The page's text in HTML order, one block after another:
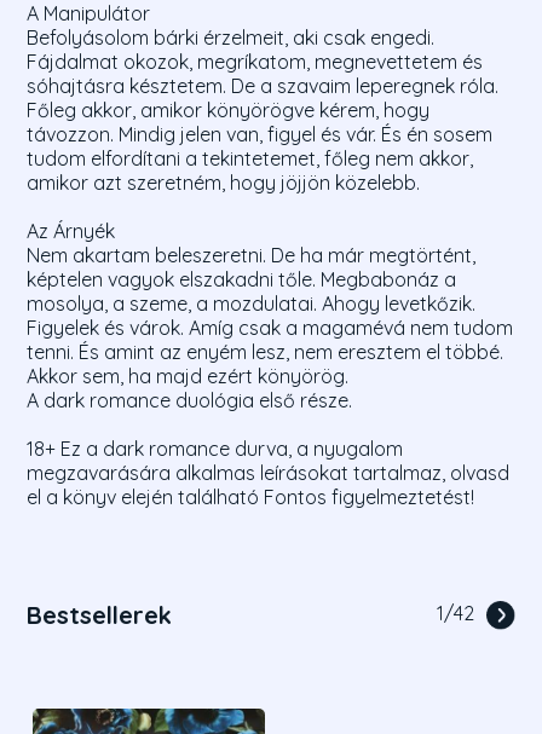
A Manipulátor
Befolyásolom bárki érzelmeit, aki csak engedi.
Fájdalmat okozok, megríkatom, megnevettetem és
sóhajtásra késztetem. De a szavaim leperegnek róla.
Főleg akkor, amikor könyörögve kérem, hogy
távozzon. Mindig jelen van, figyel és vár. És én sosem
tudom elfordítani a tekintetemet, főleg nem akkor,
amikor azt szeretném, hogy jöjjön közelebb.
Az Árnyék
Nem akartam beleszeretni. De ha már megtörtént,
képtelen vagyok elszakadni tőle. Megbabonáz a
mosolya, a szeme, a mozdulatai. Ahogy levetkőzik.
Figyelek és várok. Amíg csak a magamévá nem tudom
tenni. És amint az enyém lesz, nem eresztem el többé.
Akkor sem, ha majd ezért könyörög.
A dark romance duológia első része.
18+ Ez a dark romance durva, a nyugalom
megzavarására alkalmas leírásokat tartalmaz, olvasd
el a könyv elején található Fontos figyelmeztetést!
Bestsellerek 1/42